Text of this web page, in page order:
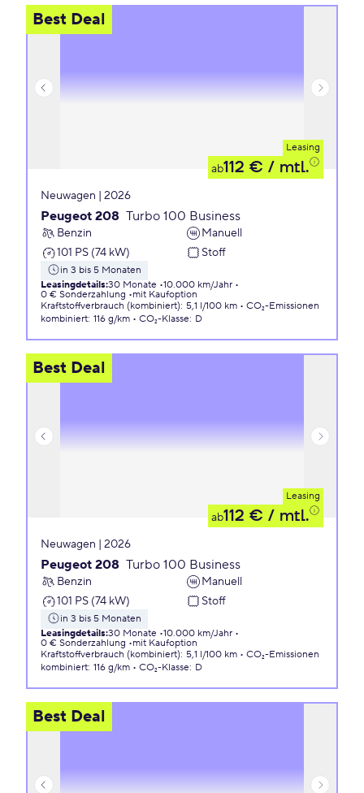
Best Deal
Leasing
ab112 € / mtl.
Neuwagen | 2026
Peugeot 208 Turbo 100 Business
Benzin
Manuell
101 PS (74 kW)
Stoff
in 3 bis 5 Monaten
Leasingdetails:30 Monate 10.000 km/Jahr
0 € Sonderzahlung
mit Kaufoption
Kraftstoffverbrauch (kombiniert): 5,1 l/100 km
CO₂-Emissionen
kombiniert: 116 g/km CO₂-Klasse: D
Best Deal
Leasing
ab112 € / mtl.
Neuwagen | 2026
Peugeot 208 Turbo 100 Business
Benzin
Manuell
101 PS (74 kW)
Stoff
in 3 bis 5 Monaten
Leasingdetails:30 Monate 10.000 km/Jahr
0 € Sonderzahlung
mit Kaufoption
Kraftstoffverbrauch (kombiniert): 5,1 l/100 km
CO₂-Emissionen
kombiniert: 116 g/km CO₂-Klasse: D
Best Deal